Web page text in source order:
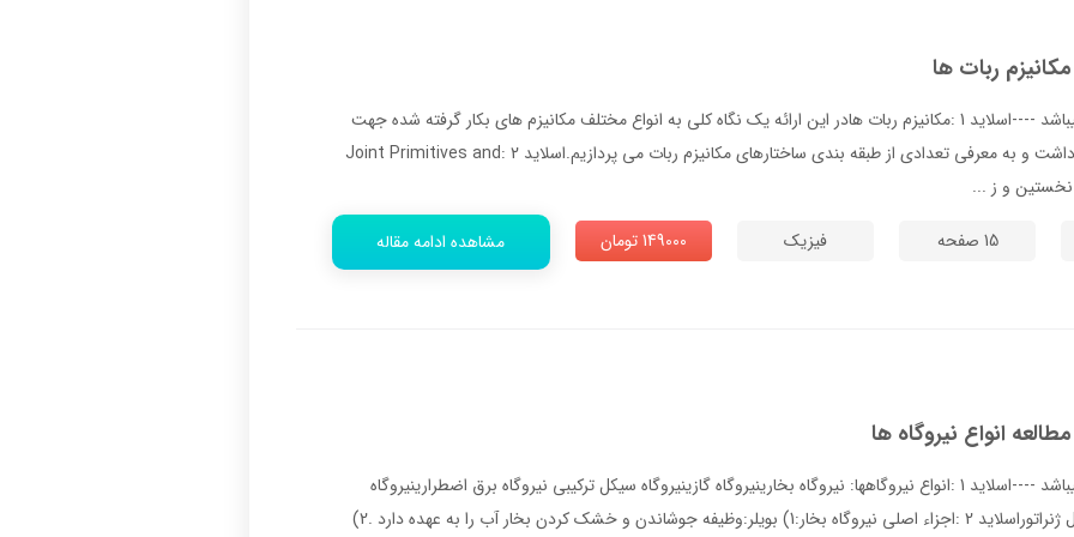
ربات ها
--- پاورپوینت شامل تصاویر میباشد ----اسلاید 1 :مكانيزم ربات هادر اين ارائه يك نگاه كلي به انواع مختلف مكانيزم هاي بكار گرفته شده جهت
توليد حركت در ربات خواهيم داشت و به معرفي تعدادي از طبقه بندي ساختارهاي مكانيزم ربات مي پردازيم.اسلاید 2 :Joint Primitives and
15 صفحه فیزیک 149000 تومان مشاهده ادامه مقاله
انواع نیروگاه ها
--- پاورپوینت شامل تصاویر میباشد ----اسلاید 1 :انواع نيروگاهها: نيروگاه بخارينيروگاه گازينيروگاه سيكل تركيبي نيروگاه برق اضطرارينيروگاه
آبينيروگاه هسته اينيروگاه ديزل ژنراتوراسلاید 2 :اجزاء اصلي نيروگاه بخار:1) بويلر:وظيفه جوشاندن و خشك كردن بخار آب را به عهده دارد .2)